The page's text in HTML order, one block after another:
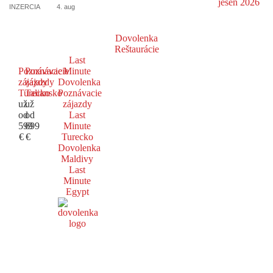
INZERCIA 4. aug
Dovolenka
Reštaurácie
Poznávacie
zájazdy
Turecko
už
od
599
€
Poznávacie
zájazdy
Taliansko
už
od
699
€
Last
Minute
Dovolenka
Poznávacie
zájazdy
Last
Minute
Turecko
Dovolenka
Maldivy
Last
Minute
Egypt